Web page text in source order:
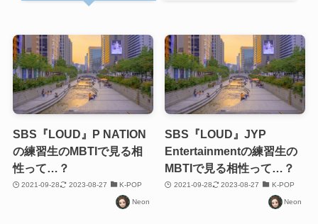
SBS『LOUD』P NATION
の練習生のMBTIで見る相
性って…？
2021-09-28 2023-08-27 K-POP
Neon
SBS『LOUD』JYP
Entertainmentの練習生の
MBTIで見る相性って…？
2021-09-28 2023-08-27 K-POP
Neon